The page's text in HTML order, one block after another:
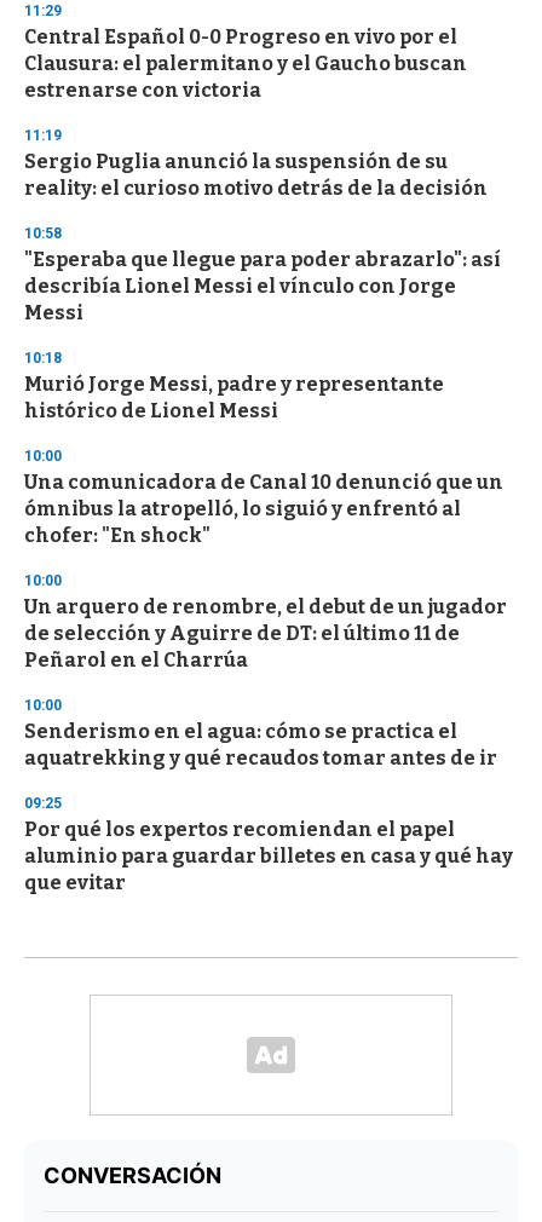
d
s
o
f
3
s
e
c
o
d
s
11:29
Central Español 0-0 Progreso en vivo por el
Clausura: el palermitano y el Gaucho buscan
estrenarse con victoria
11:19
Sergio Puglia anunció la suspensión de su
reality: el curioso motivo detrás de la decisión
10:58
"Esperaba que llegue para poder abrazarlo": así
describía Lionel Messi el vínculo con Jorge
Messi
10:18
Murió Jorge Messi, padre y representante
histórico de Lionel Messi
10:00
Una comunicadora de Canal 10 denunció que un
ómnibus la atropelló, lo siguió y enfrentó al
chofer: "En shock"
10:00
Un arquero de renombre, el debut de un jugador
de selección y Aguirre de DT: el último 11 de
Peñarol en el Charrúa
10:00
Senderismo en el agua: cómo se practica el
aquatrekking y qué recaudos tomar antes de ir
09:25
Por qué los expertos recomiendan el papel
aluminio para guardar billetes en casa y qué hay
que evitar